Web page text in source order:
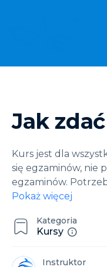
Kategoria
Kursy
Instruktor
Jak
Kurs jest dla
się egzaminów, nie
egzaminów.
Pokaż więcej